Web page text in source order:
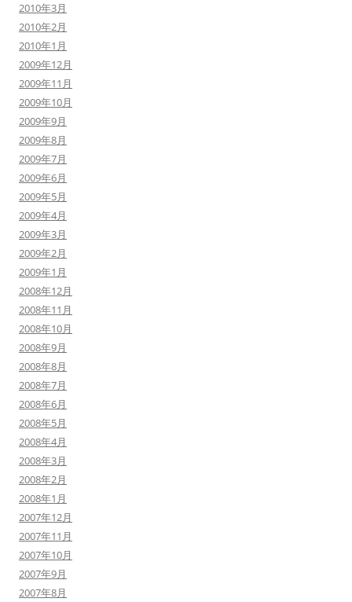
2010年3月
2010年2月
2010年1月
2009年12月
2009年11月
2009年10月
2009年9月
2009年8月
2009年7月
2009年6月
2009年5月
2009年4月
2009年3月
2009年2月
2009年1月
2008年12月
2008年11月
2008年10月
2008年9月
2008年8月
2008年7月
2008年6月
2008年5月
2008年4月
2008年3月
2008年2月
2008年1月
2007年12月
2007年11月
2007年10月
2007年9月
2007年8月